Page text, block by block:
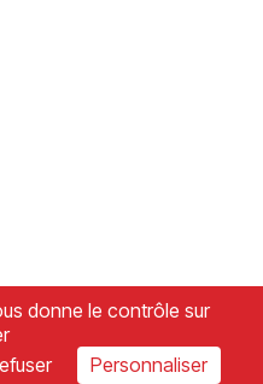
donne le contrôle sur
Personnaliser